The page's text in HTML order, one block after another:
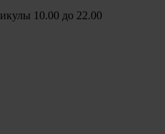
10.00 до 22.00